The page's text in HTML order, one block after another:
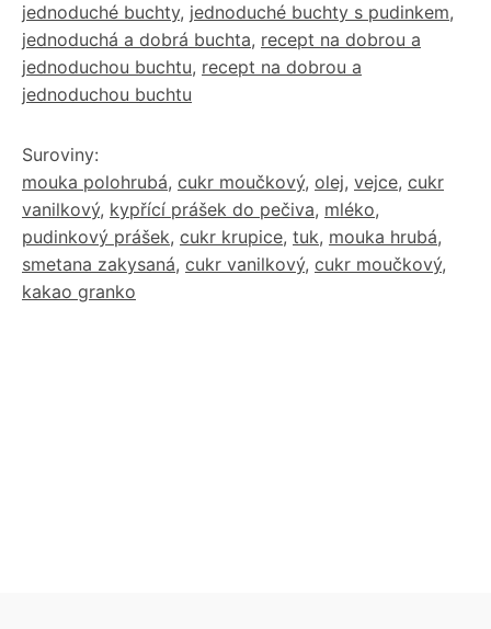
jednoduché buchty, jednoduché buchty s pudinkem,
jednoduchá a dobrá buchta, recept na dobrou a
jednoduchou buchtu, recept na dobrou a
jednoduchou buchtu
Suroviny:
mouka polohrubá, cukr moučkový, olej, vejce, cukr
vanilkový, kypřící prášek do pečiva, mléko,
pudinkový prášek, cukr krupice, tuk, mouka hrubá,
smetana zakysaná, cukr vanilkový, cukr moučkový,
kakao granko